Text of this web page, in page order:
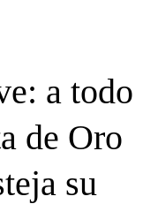
a todo
de Oro
su